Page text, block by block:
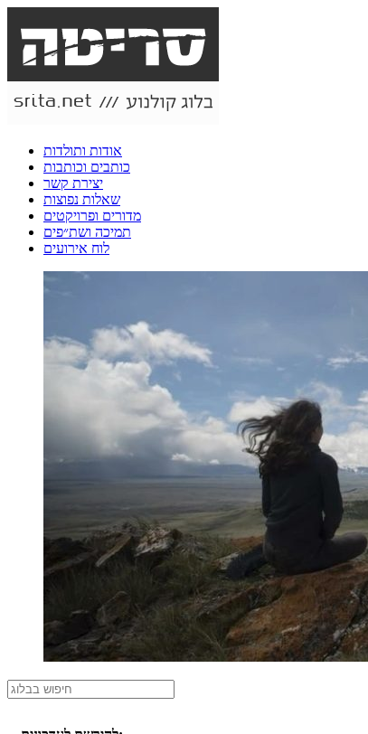
אודות ותולדות
כותבים וכותבות
יצירת קשר
שאלות נפוצות
מדורים ופרויקטים
תמיכה ושת״פים
לוח אירועים